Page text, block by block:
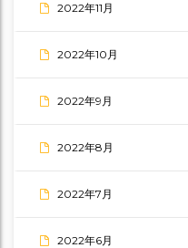
2022年11月
2022年10月
2022年9月
2022年8月
2022年7月
2022年6月